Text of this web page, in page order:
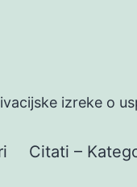
izreke o
Citati –